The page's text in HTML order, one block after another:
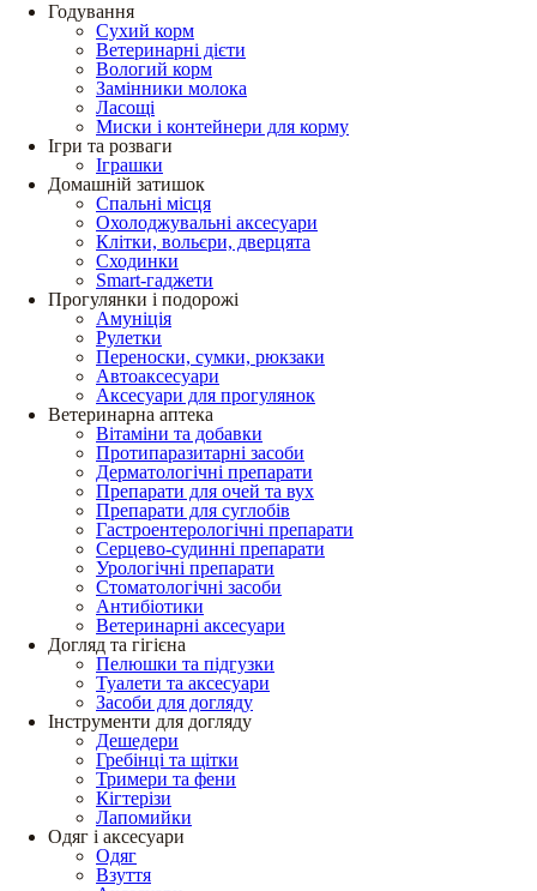
Годування
Сухий корм
Ветеринарні дієти
Вологий корм
Замінники молока
Ласощі
Миски і контейнери для корму
Ігри та розваги
Іграшки
Домашній затишок
Спальні місця
Охолоджувальні аксесуари
Клітки, вольєри, дверцята
Сходинки
Smart-гаджети
Прогулянки і подорожі
Амуніція
Рулетки
Переноски, сумки, рюкзаки
Автоаксесуари
Аксесуари для прогулянок
Ветеринарна аптека
Вітаміни та добавки
Протипаразитарні засоби
Дерматологічні препарати
Препарати для очей та вух
Препарати для суглобів
Гастроентерологічні препарати
Серцево-судинні препарати
Урологічні препарати
Стоматологічні засоби
Антибіотики
Ветеринарні аксесуари
Догляд та гігієна
Пелюшки та підгузки
Туалети та аксесуари
Засоби для догляду
Інструменти для догляду
Дешедери
Гребінці та щітки
Тримери та фени
Кігтерізи
Лапомийки
Одяг і аксесуари
Одяг
Взуття